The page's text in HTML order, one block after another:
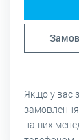
Якщо у вас
наших